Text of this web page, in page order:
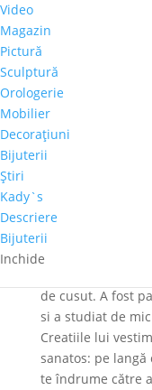
Video
Magazin
Pictură
Sculptură
Orologerie
Mobilier
Decoraţiuni
Bijuterii
Ştiri
Kady`s
Descriere
Bijuterii
Inchide
Gino Ștefan este
al mileniului III
sumbrul,
sunt prezentate
lumini angelice,
sau Rouault,
aidoma celor de
Razvan Radu
de cusut. A fost
si a studiat de
Creatiile lui
sanatos: pe
te îndrume către